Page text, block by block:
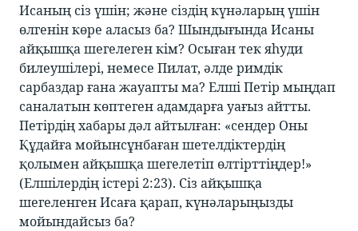
Исаның сіз үшін; және сіздің күнәларың үшін
өлгенін көре аласыз ба? Шындығында Исаны
айқышқа шегелеген кім? Осыған тек яһуди
билеушілері, немесе Пилат, әлде римдік
сарбаздар ғана жауапты ма? Елші Петір мыңдап
саналатын көптеген адамдарға уағыз айтты.
Петірдің хабары дәл айтылған: «сендер Оны
Құдайға мойынсұнбаған шетелдіктердің
қолымен айқышқа шегелетіп өлтірттіңдер!»
(Елшілердің істері 2:23). Сіз айқышқа
шегеленген Исаға қарап, күнәларыңызды
мойындайсыз ба?